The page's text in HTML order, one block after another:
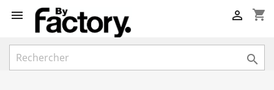
 shopping_cart

